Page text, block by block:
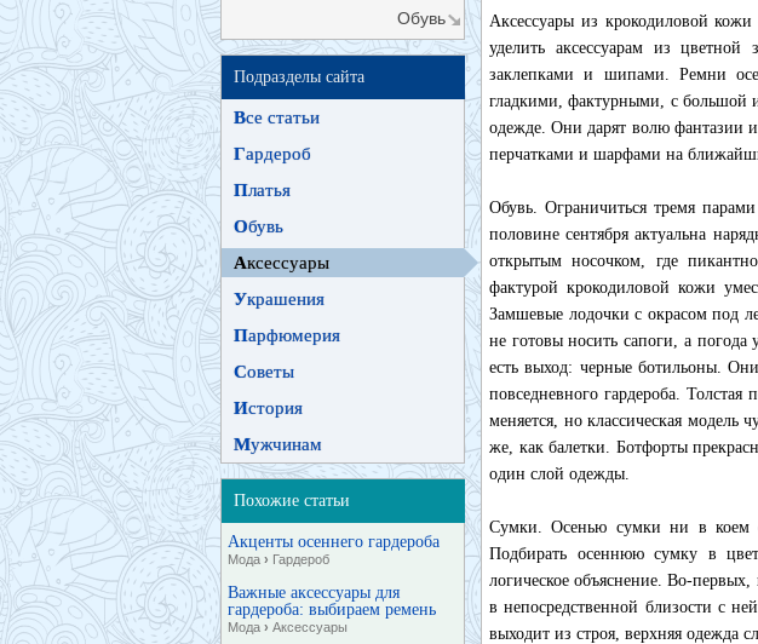
Обувь
Подразделы сайта
Все статьи
Гардероб
Платья
Обувь
Аксессуары
Украшения
Парфюмерия
Советы
История
Мужчинам
Похожие статьи
Акценты осеннего гардероба
Мода › Гардероб
Важные аксессуары для
гардероба: выбираем ремень
Мода › Аксессуары
Аксессуары из крокодиловой
уделить аксессуарам из
заклепками и шипами. Ремни
гладкими, фактурными, с большой
одежде. Они дарят волю фантазии
перчатками и шарфами на
Обувь. Ограничиться тремя
половине сентября актуальна
открытым носочком, где
фактурой крокодиловой кожи
Замшевые лодочки с окрасом под
не готовы носить сапоги, а
есть выход: черные ботильоны.
повседневного гардероба.
меняется, но классическая модель
же, как балетки. Ботфорты
один слой одежды.
Сумки. Осенью сумки ни в коем
Подбирать осеннюю сумку в
логическое объяснение. Во-
в непосредственной близости с
выходит из строя, верхняя одежда